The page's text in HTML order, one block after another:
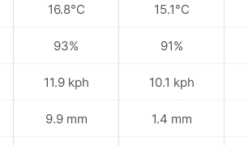
16.8°C
93%
11.9 kph
9.9 mm
15.1°C
91%
10.1 kph
1.4 mm